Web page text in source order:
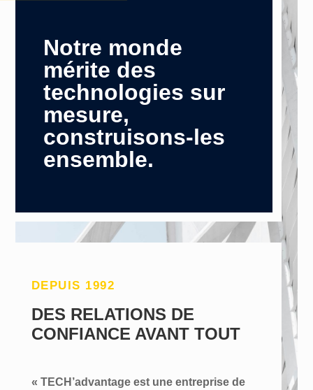
Notre monde
mérite des
technologies sur
mesure,
construisons-les
ensemble.
DEPUIS 1992
DES RELATIONS DE
CONFIANCE AVANT TOUT
« TECH’advantage est une entreprise de